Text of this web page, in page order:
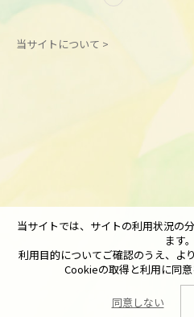
当サイトでは、サイトの利用状況の
ます。
利用目的についてご確認のうえ、よ
Cookieの取得と利用に同意
同意しない
当サイトについて >